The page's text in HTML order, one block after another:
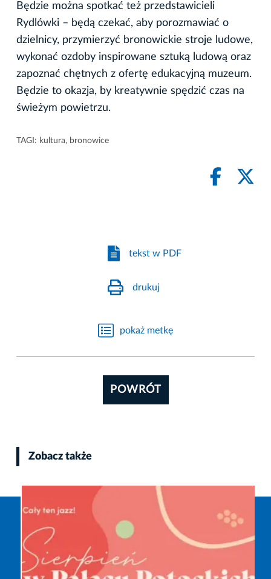
Będzie można spotkać też przedstawicieli
Rydlówki – będą czekać, aby porozmawiać o
dzielnicy, przymierzyć bronowickie stroje ludowe,
wykonać ozdoby inspirowane sztuką ludową oraz
zapoznać chętnych z ofertę edukacyjną muzeum.
Będzie to okazja, by kreatywnie spędzić czas na
świeżym powietrzu.
TAGI: kultura, bronowice
tekst w PDF
drukuj
pokaż metkę
POWRÓT
Zobacz także